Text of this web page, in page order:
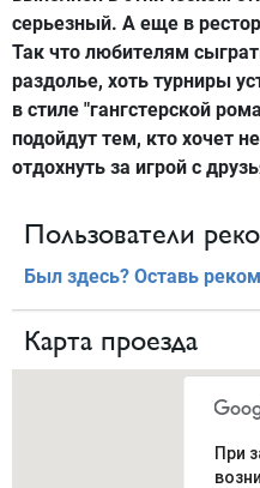
серьезный. А еще в
Так что любителям
раздолье, хоть турниры
в стиле "гангстерской
подойдут тем, кто хочет
отдохнуть за игрой с
Пользователи
Был здесь? Оставь
Карта проезда
При